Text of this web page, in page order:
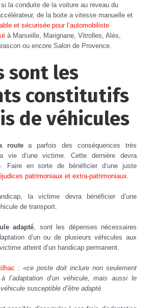
si la conduite de la voiture au niveau du
de la boite a vitesse manuelle et
et sécurisée pour l’automobiliste
à Marseille, Marignane, Vitrolles, Alès,
ou encore Salon de Provence.
sont les
constitutifs
de véhicules
routea parfois des conséquences très
vie d’une victime. Cette dernière devra
Faire en sorte de bénéficier d’une juste
patrimoniaux et extra-patrimoniaux
la victime devra bénéficier d’une
de transport.
adapté , sont les dépenses nécessaires
d’un ou de plusieurs véhicules aux
atteint d’un handicap permanent.
: «ce poste doit inclure non seulement
l’adaptation d’un véhicule, mais aussi le
susceptible d’être adapté.